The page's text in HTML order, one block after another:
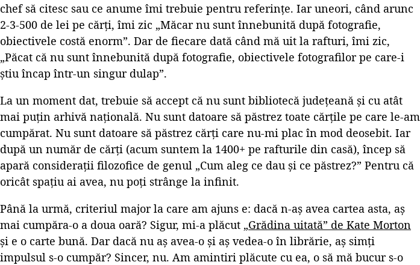
chef să citesc sau ce anume îmi trebuie pentru referințe. Iar uneori, când arunc
2-3-500 de lei pe cărți, îmi zic „Măcar nu sunt înnebunită după fotografie,
obiectivele costă enorm”. Dar de fiecare dată când mă uit la rafturi, îmi zic,
„Păcat că nu sunt înnebunită după fotografie, obiectivele fotografilor pe care-i
știu încap într-un singur dulap”.
La un moment dat, trebuie să accept că nu sunt bibliotecă județeană și cu atât
mai puțin arhivă națională. Nu sunt datoare să păstrez toate cărțile pe care le-am
cumpărat. Nu sunt datoare să păstrez cărți care nu-mi plac în mod deosebit. Iar
după un număr de cărți (acum suntem la 1400+ pe rafturile din casă), încep să
apară considerații filozofice de genul „Cum aleg ce dau și ce păstrez?” Pentru că
oricât spațiu ai avea, nu poți strânge la infinit.
Până la urmă, criteriul major la care am ajuns e: dacă n-aș avea cartea asta, aș
mai cumpăra-o a doua oară? Sigur, mi-a plăcut „Grădina uitată” de Kate Morton
și e o carte bună. Dar dacă nu aș avea-o și aș vedea-o în librărie, aș simți
impulsul s-o cumpăr? Sincer, nu. Am amintiri plăcute cu ea, o să mă bucur s-o